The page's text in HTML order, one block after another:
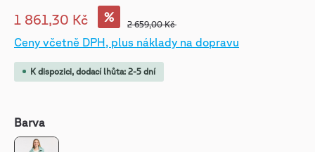
1 861,30 Kč %
2 659,00 Kč
Ceny včetně DPH, plus náklady na dopravu
K dispozici, dodací lhůta: 2-5 dní
Barva